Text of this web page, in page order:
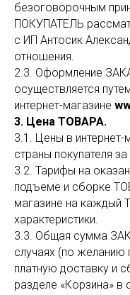
безоговорочным
ПОКУПАТЕЛЬ
с ИП Антосик
отношения.
2.3. Оформление
осуществляется
интернет-магазине
3. Цена ТОВАРА.
3.1. Цены в интернет-
страны покупателя
3.2. Тарифы на
подъеме и сборке
магазине на каждый
характеристики.
3.3. Общая сумма
случаях (по желанию
платную доставку и
разделе «Корзина» в